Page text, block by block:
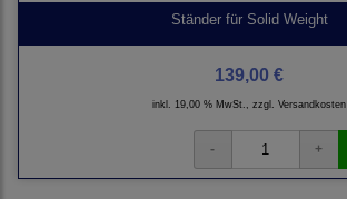
Ständer für Solid Weight
139,00 €
inkl. 19,00 % MwSt., zzgl. Versandkosten